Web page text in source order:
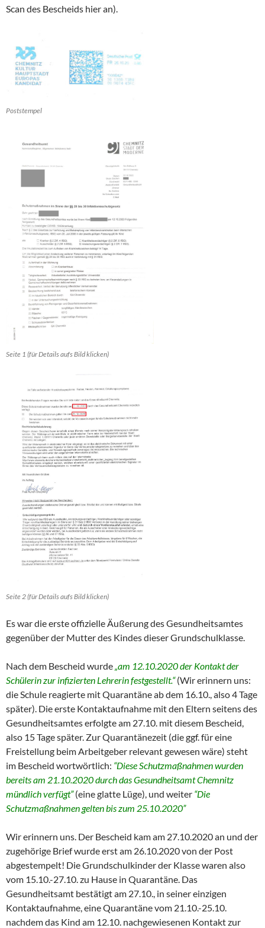
Scan des Bescheids hier an).
Poststempel
Seite 1 (für Details aufs Bild klicken)
Seite 2 (für Details aufs Bild klicken)
Es war die erste offizielle Äußerung des Gesundheitsamtes
gegenüber der Mutter des Kindes dieser Grundschulklasse.
Nach dem Bescheid wurde „am 12.10.2020 der Kontakt der
Schülerin zur infizierten Lehrerin festgestellt.“(Wir erinnern uns:
die Schule reagierte mit Quarantäne ab dem 16.10., also 4 Tage
später). Die erste Kontaktaufnahme mit den Eltern seitens des
Gesundheitsamtes erfolgte am 27.10. mit diesem Bescheid,
also 15 Tage später. Zur Quarantänezeit (die ggf. für eine
Freistellung beim Arbeitgeber relevant gewesen wäre) steht
im Bescheid wortwörtlich: “Diese Schutzmaßnahmen wurden
bereits am 21.10.2020 durch das Gesundheitsamt Chemnitz
mündlich verfügt”(eine glatte Lüge), und weiter “Die
Schutzmaßnahmen gelten bis zum 25.10.2020”
Wir erinnern uns. Der Bescheid kam am 27.10.2020 an und der
zugehörige Brief wurde erst am 26.10.2020 von der Post
abgestempelt! Die Grundschulkinder der Klasse waren also
vom 15.10.-27.10. zu Hause in Quarantäne. Das
Gesundheitsamt bestätigt am 27.10., in seiner einzigen
Kontaktaufnahme, eine Quarantäne vom 21.10.-25.10.
nachdem das Kind am 12.10. nachgewiesenen Kontakt zur